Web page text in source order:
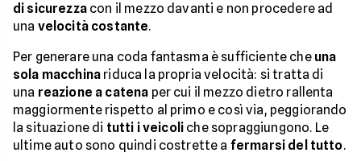
di sicurezzacon il mezzo davanti e non procedere ad
una velocità costante.
Per generare una coda fantasma è sufficiente che una
sola macchina riduca la propria velocità: si tratta di
una reazione a catena per cui il mezzo dietro rallenta
maggiormente rispetto al primo e così via, peggiorando
la situazione di tutti i veicoli che sopraggiungono. Le
ultime auto sono quindi costrette a fermarsi del tutto.